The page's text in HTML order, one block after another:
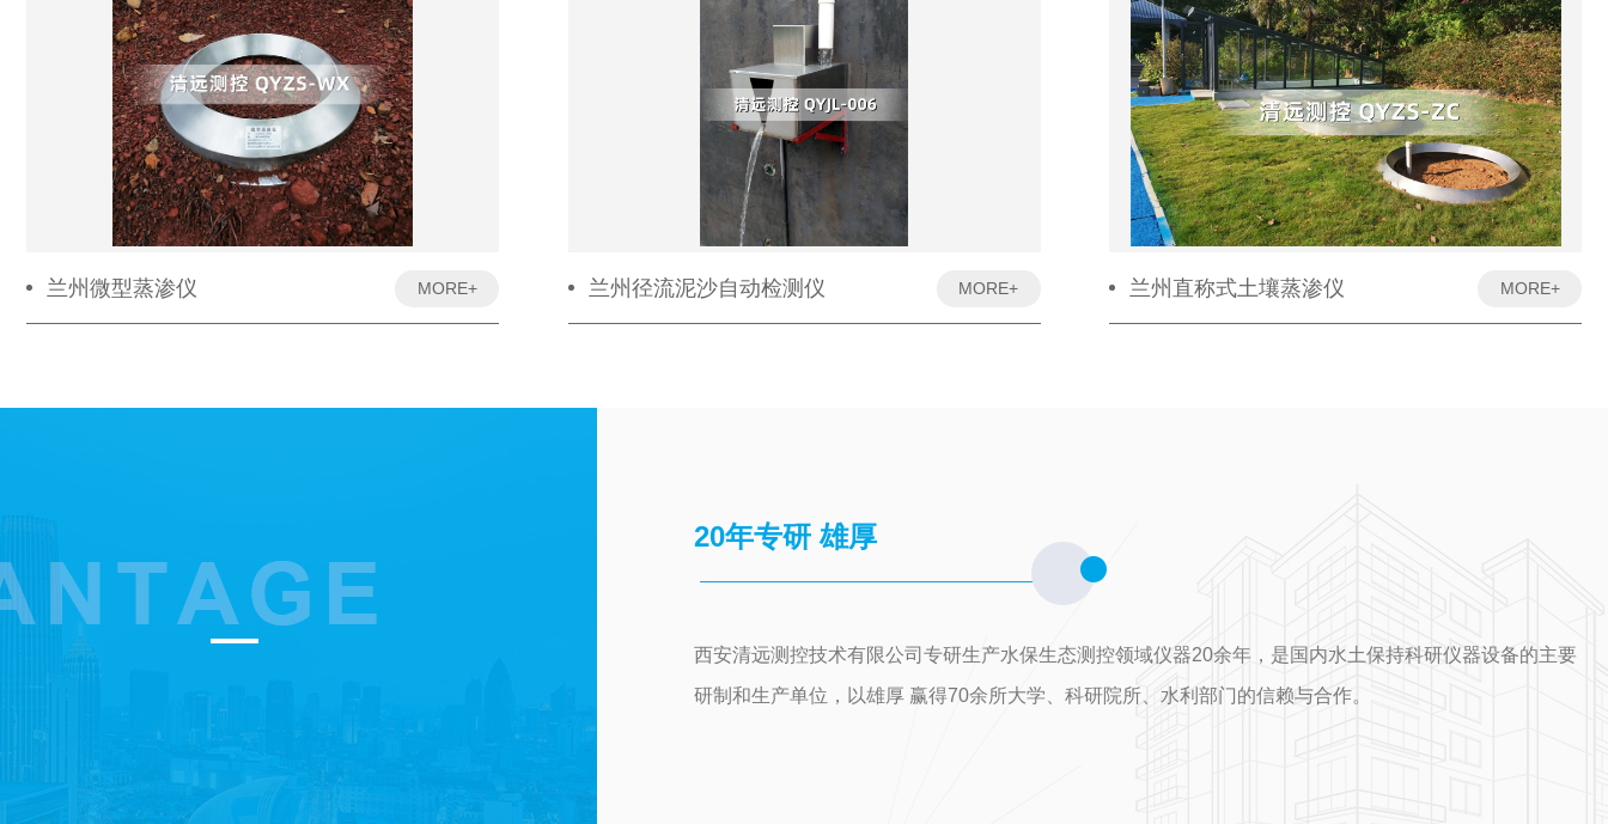
兰州微型蒸渗仪 MORE+ 兰州径流泥沙自动检测仪 MORE+ 兰州直称式土壤蒸渗仪 MORE+
20年专研 雄厚
西安清远测控技术有限公司专研生产水保生态测控领域仪器20余年，是国内水土保持科研仪器设备的主要
研制和生产单位，以雄厚 赢得70余所大学、科研院所、水利部门的信赖与合作。